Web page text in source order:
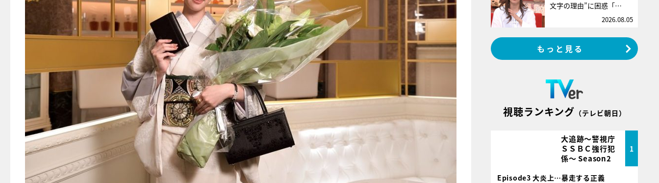
文字の理由”に困惑「…
2026.08.05
もっと見る
視聴ランキング （テレビ朝日）
大追跡～警視庁
ＳＳＢＣ強行犯
係～ Season2
1
Episode3 大炎上…暴走する正義